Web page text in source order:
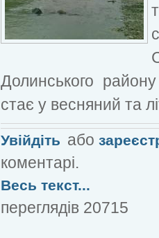
Долинського
стає у весняний та
Увійдіть або
коментарі.
Весь текст...
переглядів 20715